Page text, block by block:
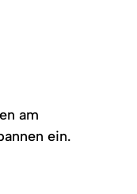
am
ein.